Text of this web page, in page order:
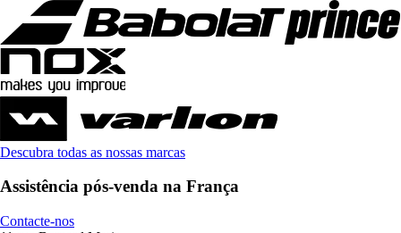
Descubra todas as nossas marcas
Assistência pós-venda na França
Contacte-nos